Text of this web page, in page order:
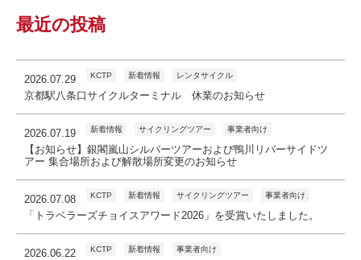
最近の投稿
2026.07.29 KCTP 新着情報 レンタサイクル
京都駅八条口サイクルターミナル 休業のお知らせ
2026.07.19 新着情報 サイクリングツアー 事業者向け
【お知らせ】銀閣嵐山シルバーツアーおよび鴨川リバーサイドツ
アー 集合場所および解散場所変更のお知らせ
2026.07.08 KCTP 新着情報 サイクリングツアー 事業者向け
「トラベラーズチョイスアワード2026」を受賞いたしました。
2026.06.22 KCTP 新着情報 事業者向け